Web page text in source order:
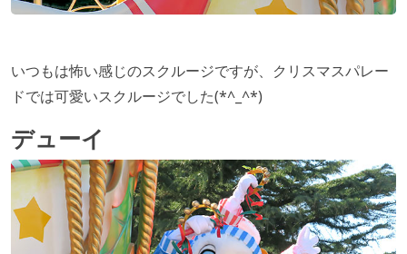
いつもは怖い感じのスクルージですが、クリスマスパレー
ドでは可愛いスクルージでした(*^_^*)
デューイ